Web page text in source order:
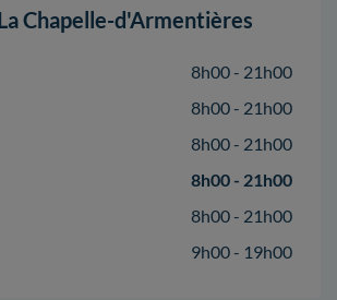
Chapelle-d'Armentières
8h00 - 21h00
8h00 - 21h00
8h00 - 21h00
8h00 - 21h00
8h00 - 21h00
9h00 - 19h00